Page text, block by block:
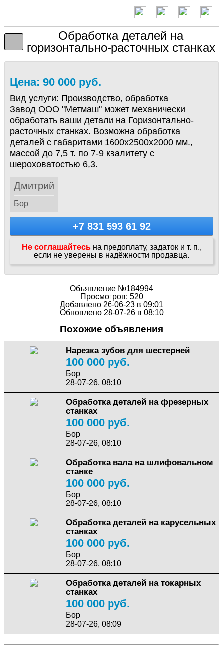
Обработка деталей на
горизонтально-расточных станках
Цена: 90 000 руб.
Вид услуги: Производство, обработка
Завод ООО "Метмаш" может механически
обработать ваши детали на Горизонтально-
расточных станках. Возможна обработка
деталей с габаритами 1600х2500х2000 мм.,
массой до 7,5 т. по 7-9 квалитету с
шероховатостью 6,3.
Дмитрий
Бор
+7 831 593 61 92
Не соглашайтесь на предоплату, задаток и т. п.,
если не уверены в надёжности продавца.
Объявление №184994
Просмотров: 520
Добавлено 26-06-23 в 09:01
Обновлено 28-07-26 в 08:10
Похожие объявления
Нарезка зубов для шестерней
100 000 руб.
Бор
28-07-26, 08:10
Обработка деталей на фрезерных
станках
100 000 руб.
Бор
28-07-26, 08:10
Обработка вала на шлифовальном
станке
100 000 руб.
Бор
28-07-26, 08:10
Обработка деталей на карусельных
станках
100 000 руб.
Бор
28-07-26, 08:10
Обработка деталей на токарных
станках
100 000 руб.
Бор
28-07-26, 08:09